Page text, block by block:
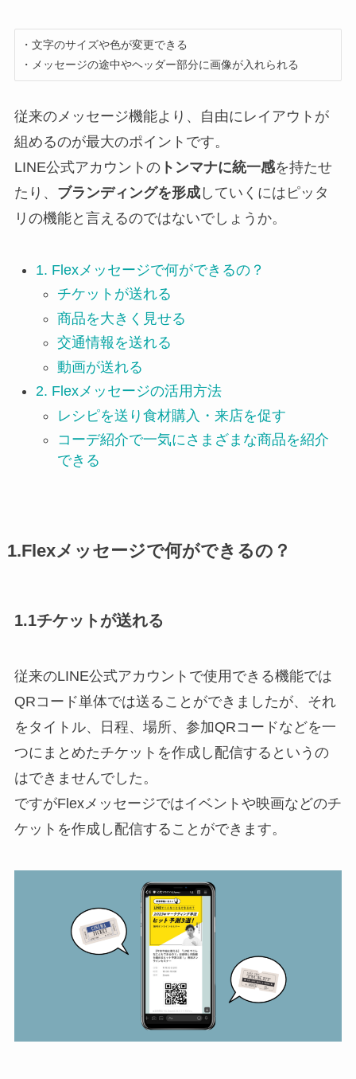
・文字のサイズや色が変更できる
・メッセージの途中やヘッダー部分に画像が入れられる
従来のメッセージ機能より、自由にレイアウトが
組めるのが最大のポイントです。
LINE公式アカウントのトンマナに統一感を持たせ
たり、 ブランディングを形成していくにはピッタ
リの機能と言えるのではないでしょうか。
1. Flexメッセージで何ができるの？
チケットが送れる
商品を大きく見せる
交通情報を送れる
動画が送れる
2. Flexメッセージの活用方法
レシピを送り食材購入・来店を促す
コーデ紹介で一気にさまざまな商品を紹介
できる
1.Flexメッセージで何ができるの？
1.1チケットが送れる
従来のLINE公式アカウントで使用できる機能では
QRコード単体では送ることができましたが、それ
をタイトル、日程、場所、参加QRコードなどを一
つにまとめたチケットを作成し配信するというの
はできませんでした。
ですがFlexメッセージではイベントや映画などのチ
ケットを作成し配信することができます。